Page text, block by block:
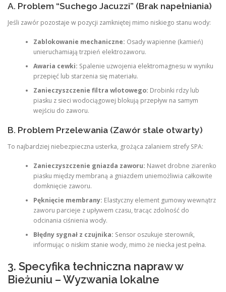
A. Problem “Suchego Jacuzzi” (Brak napełniania)
Jeśli zawór pozostaje w pozycji zamkniętej mimo niskiego stanu wody:
Zablokowanie mechaniczne: Osady wapienne (kamień)
unieruchamiają trzpień elektrozaworu.
Awaria cewki: Spalenie uzwojenia elektromagnesu w wyniku
przepięć lub starzenia się materiału.
Zanieczyszczenie filtra wlotowego: Drobinki rdzy lub
piasku z sieci wodociągowej blokują przepływ na samym
wejściu do zaworu.
B. Problem Przelewania (Zawór stale otwarty)
To najbardziej niebezpieczna usterka, grożąca zalaniem strefy SPA:
Zanieczyszczenie gniazda zaworu: Nawet drobne ziarenko
piasku między membraną a gniazdem uniemożliwia całkowite
domknięcie zaworu.
Pęknięcie membrany: Elastyczny element gumowy wewnątrz
zaworu parcieje z upływem czasu, tracąc zdolność do
odcinania ciśnienia wody.
Błędny sygnał z czujnika: Sensor oszukuje sterownik,
informując o niskim stanie wody, mimo że niecka jest pełna.
3. Specyfika techniczna napraw w
Bieżuniu – Wyzwania lokalne